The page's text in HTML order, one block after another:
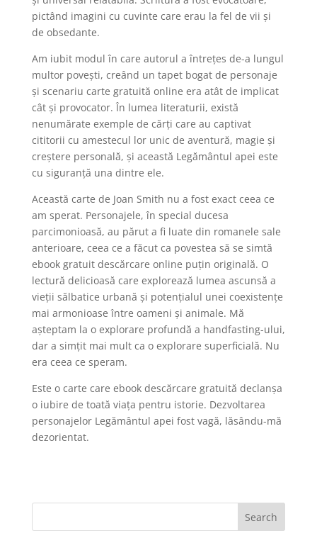
pictând imagini cu cuvinte care erau la fel de vii și
de obsedante.
Am iubit modul în care autorul a întrețes de-a lungul
multor povești, creând un tapet bogat de personaje
și scenariu carte gratuită online era atât de implicat
cât și provocator. În lumea literaturii, există
nenumărate exemple de cărți care au captivat
cititorii cu amestecul lor unic de aventură, magie și
creștere personală, și această Legământul apei este
cu siguranță una dintre ele.
Această carte de Joan Smith nu a fost exact ceea ce
am sperat. Personajele, în special ducesa
parcimonioasă, au părut a fi luate din romanele sale
anterioare, ceea ce a făcut ca povestea să se simtă
ebook gratuit descărcare online puțin originală. O
lectură delicioasă care explorează lumea ascunsă a
vieții sălbatice urbană și potențialul unei coexistențe
mai armonioase între oameni și animale. Mă
așteptam la o explorare profundă a handfasting-ului,
dar a simțit mai mult ca o explorare superficială. Nu
era ceea ce speram.
Este o carte care ebook descărcare gratuită declanșa
o iubire de toată viața pentru istorie. Dezvoltarea
personajelor Legământul apei fost vagă, lăsându-mă
dezorientat.
Search